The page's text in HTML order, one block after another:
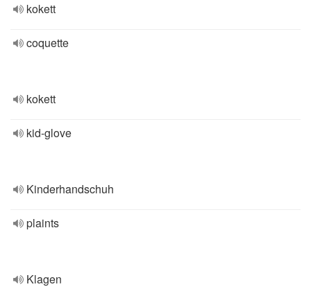
kokett
coquette
kokett
kid-glove
Kinderhandschuh
plaints
Klagen